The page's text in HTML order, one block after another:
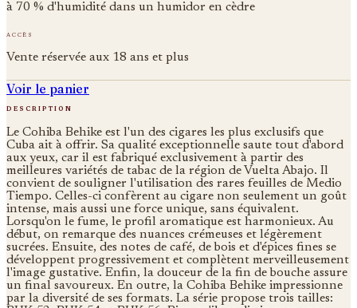
à 70 % d'humidité dans un humidor en cèdre
accès
Vente réservée aux 18 ans et plus
Voir le panier
description
Le Cohiba Behike est l'un des cigares les plus exclusifs que
Cuba ait à offrir. Sa qualité exceptionnelle saute tout d'abord
aux yeux, car il est fabriqué exclusivement à partir des
meilleures variétés de tabac de la région de Vuelta Abajo. Il
convient de souligner l'utilisation des rares feuilles de Medio
Tiempo. Celles-ci confèrent au cigare non seulement un goût
intense, mais aussi une force unique, sans équivalent.
Lorsqu'on le fume, le profil aromatique est harmonieux. Au
début, on remarque des nuances crémeuses et légèrement
sucrées. Ensuite, des notes de café, de bois et d'épices fines se
développent progressivement et complètent merveilleusement
l'image gustative. Enfin, la douceur de la fin de bouche assure
un final savoureux. En outre, la Cohiba Behike impressionne
par la diversité de ses formats. La série propose trois tailles: